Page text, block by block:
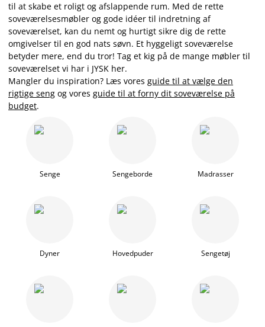
til at skabe et roligt og afslappende rum. Med de rette
soveværelsesmøbler og gode idéer til indretning af
soveværelset, kan du nemt og hurtigt sikre dig de rette
omgivelser til en god nats søvn. Et hyggeligt soveværelse
betyder mere, end du tror! Tag et kig på de mange møbler til
soveværelset vi har i JYSK her.
Mangler du inspiration? Læs vores guide til at vælge den
rigtige seng og vores guide til at forny dit soveværelse på
budget.
Senge Sengeborde Madrasser
Dyner Hovedpuder Sengetøj